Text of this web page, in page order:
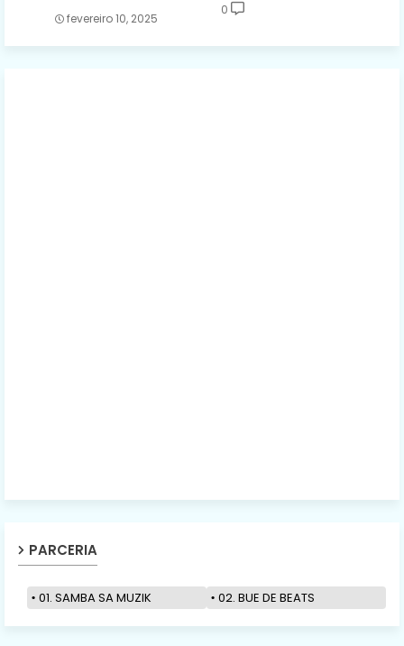
fevereiro 10, 2025
0
PARCERIA
01. SAMBA SA MUZIK 02. BUE DE BEATS